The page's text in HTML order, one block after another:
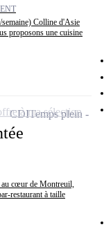
Colline d'Asie
proposons une cuisine
au cœur de Montreuil,
restaurant à taille
CDITemps plein
à ma sélection